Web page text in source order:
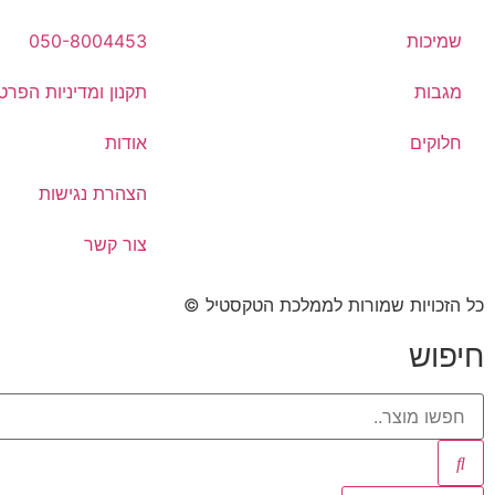
שמיכות
מגבות
חלוקים
050-8004453
תקנון ומדיניות
אודות
הצהרת נגישות
צור קשר
כל הזכויות שמורות לממלכת הטקסטיל ©​
חיפוש